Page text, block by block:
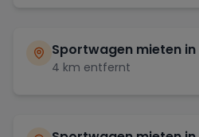
Sportwagen mieten in
4 km entfernt